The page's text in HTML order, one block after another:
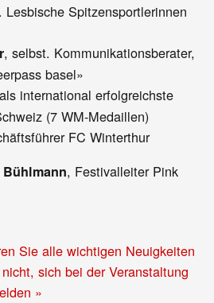
Lesbische Spitzensportlerinnen
, selbst. Kommunikationsberater,
basel»
international erfolgreichste
(7 WM-Medaillen)
FC Winterthur
, Festivalleiter Pink
Sie alle wichtigen Neuigkeiten
sich bei der Veranstaltung
»